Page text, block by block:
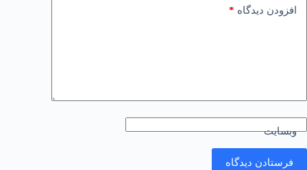
افزودن دیدگاه *
وبسایت
فرستادن دیدگاه